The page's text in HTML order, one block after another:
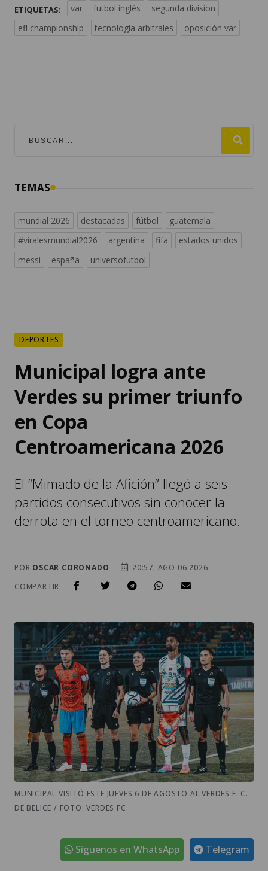
ETIQUETAS: var futbol inglés
segunda division
efl championship
tecnología arbitrales oposición var
TEMAS
mundial 2026 destacadas fútbol
guatemala
#viralesmundial2026
argentina fifa
estados unidos
messi
españa universofutbol
DEPORTES
Municipal logra ante
Verdes su primer triunfo
en Copa
Centroamericana 2026
El “Mimado de la Afición” llegó a seis
partidos consecutivos sin conocer la
derrota en el torneo centroamericano.
POR OSCAR CORONADO
20:57, AGO 06 2026
COMPARTIR:
MUNICIPAL VISITÓ ESTE JUEVES 6 DE AGOSTO AL VERDES F. C.
DE BELICE / FOTO: VERDES FC
Telegram
Síguenos en WhatsApp